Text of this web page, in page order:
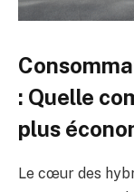
: Quelle
plus
Le cœur des